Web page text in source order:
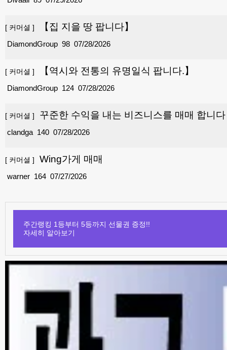
[ 커머셜 ] 【집 지을 땅 팝니다】
98
DiamondGroup 07/28/2026
[ 커머셜 ] 【역시와 전통의 유명일식 팝니다.】
124
DiamondGroup 07/28/2026
[ 커머셜 ] 꾸준한 수익을 내는 비즈니스를 매매 합니다
140
clandga 07/28/2026
[ 커머셜 ] Wing가게 매매
164
warner 07/27/2026
주간랭킹 1등부터 5등까지 선물권 증정!!
자세히 알아보기